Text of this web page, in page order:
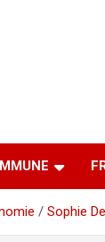
Sophie